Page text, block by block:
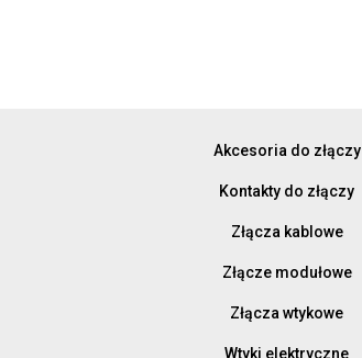
Akcesoria do złączy
Kontakty do złączy
Złącza kablowe
Złącze modułowe
Złącza wtykowe
Wtyki elektryczne